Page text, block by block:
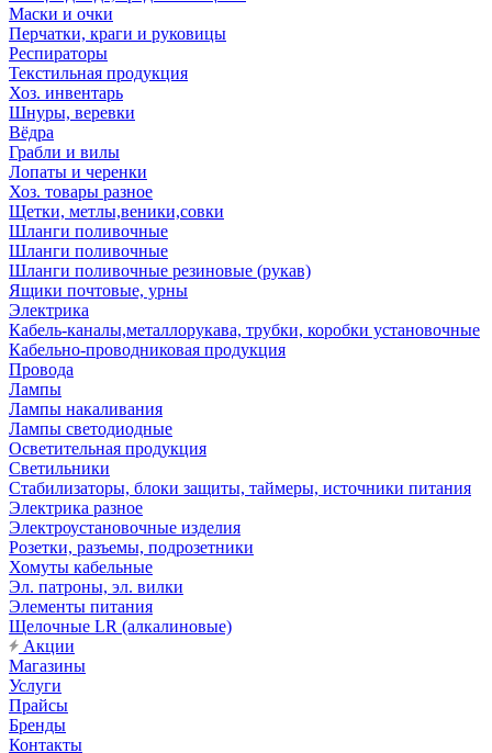
Маски и очки
Перчатки, краги и руковицы
Респираторы
Текстильная продукция
Хоз. инвентарь
Шнуры, веревки
Вёдра
Грабли и вилы
Лопаты и черенки
Хоз. товары разное
Щетки, метлы,веники,совки
Шланги поливочные
Шланги поливочные
Шланги поливочные резиновые (рукав)
Ящики почтовые, урны
Электрика
Кабель-каналы,металлорукава, трубки, коробки установочные
Кабельно-проводниковая продукция
Провода
Лампы
Лампы накаливания
Лампы светодиодные
Осветительная продукция
Светильники
Стабилизаторы, блоки защиты, таймеры, источники питания
Электрика разное
Электроустановочные изделия
Розетки, разъемы, подрозетники
Хомуты кабельные
Эл. патроны, эл. вилки
Элементы питания
Щелочные LR (алкалиновые)
Акции
Магазины
Услуги
Прайсы
Бренды
Контакты